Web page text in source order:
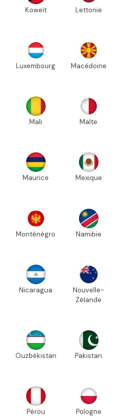
Koweït Lettonie
Luxembourg Macédoine
Mali Malte
Maurice Mexique
Monténégro Namibie
Nicaragua
Nouvelle-
Zélande
Ouzbékistan Pakistan
Pérou Pologne